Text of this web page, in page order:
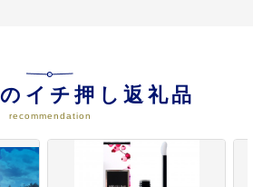
その他
・使途を指定しない場合はこちら
を選択してください
イチ押し返礼品
recommendation